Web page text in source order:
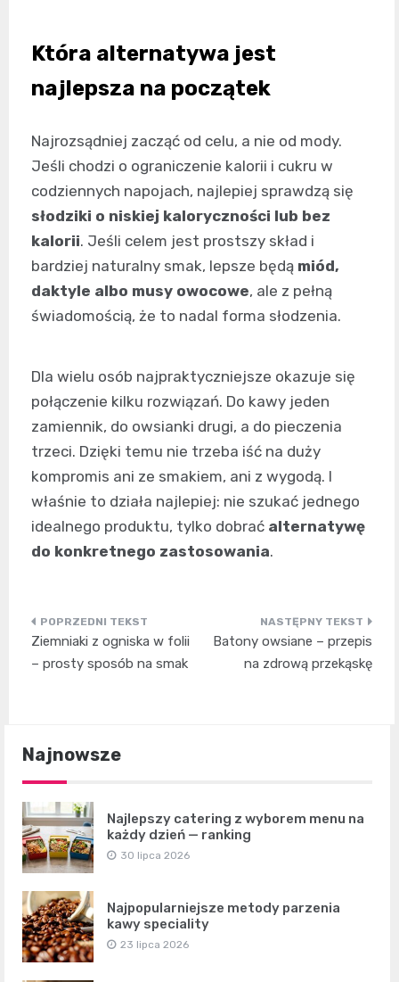
Która alternatywa jest
najlepsza na początek
Najrozsądniej zacząć od celu, a nie od mody.
Jeśli chodzi o ograniczenie kalorii i cukru w
codziennych napojach, najlepiej sprawdzą się
słodziki o niskiej kaloryczności lub bez
kalorii. Jeśli celem jest prostszy skład i
bardziej naturalny smak, lepsze będą miód,
daktyle albo musy owocowe, ale z pełną
świadomością, że to nadal forma słodzenia.
Dla wielu osób najpraktyczniejsze okazuje się
połączenie kilku rozwiązań. Do kawy jeden
zamiennik, do owsianki drugi, a do pieczenia
trzeci. Dzięki temu nie trzeba iść na duży
kompromis ani ze smakiem, ani z wygodą. I
właśnie to działa najlepiej: nie szukać jednego
idealnego produktu, tylko dobrać alternatywę
do konkretnego zastosowania.
Nawigacja
wpisu
Ziemniaki z ogniska w folii
– prosty sposób na smak
Batony owsiane – przepis
na zdrową przekąskę
Najnowsze
Najlepszy catering z wyborem menu na
każdy dzień — ranking
30 lipca 2026
Najpopularniejsze metody parzenia
kawy speciality
23 lipca 2026